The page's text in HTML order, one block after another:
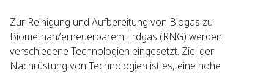
Zur Reinigung und Aufbereitung von Biogas zu
Biomethan/erneuerbarem Erdgas (RNG) werden
verschiedene Technologien eingesetzt. Ziel der
Nachrüstung von Technologien ist es, eine hohe